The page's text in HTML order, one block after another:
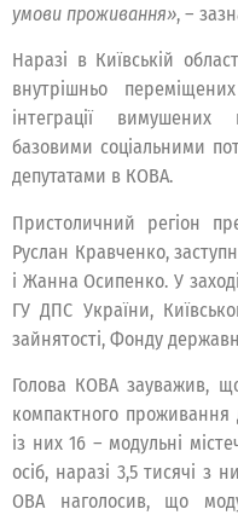
умови проживання», –
Наразі в Київській
внутрішньо
інтеграції вимушених
базовими соціальними
депутатами в КОВА.
Пристоличний регіон
Руслан Кравченко,
і Жанна Осипенко. У
ГУ ДПС України,
зайнятості, Фонду
Голова КОВА зауважив,
компактного проживання
із них 16 – модульні
осіб, наразі 3,5 тисячі з
ОВА наголосив, що